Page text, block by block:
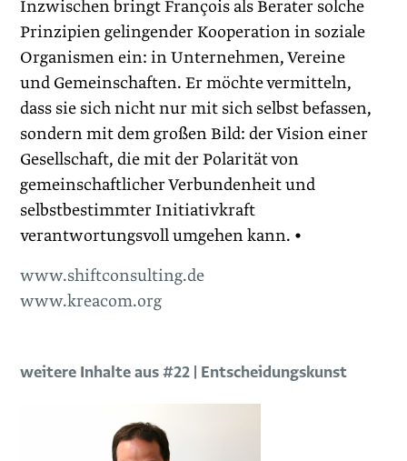
Inzwischen bringt François als Berater solche
Prinzipien gelingender Kooperation in soziale
Organismen ein: in Unternehmen, Vereine
und Gemeinschaften. Er möchte vermitteln,
dass sie sich nicht nur mit sich selbst befassen,
sondern mit dem großen Bild: der Vision einer
Gesellschaft, die mit der Polarität von
gemeinschaftlicher Verbundenheit und
selbstbestimmter Initiativkraft
verantwortungsvoll umgehen kann. •
www.shiftconsulting.de
www.kreacom.org
weitere Inhalte aus #22 | Entscheidungskunst